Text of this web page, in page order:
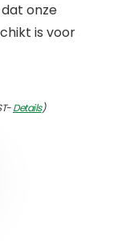
onze
is voor
Details)